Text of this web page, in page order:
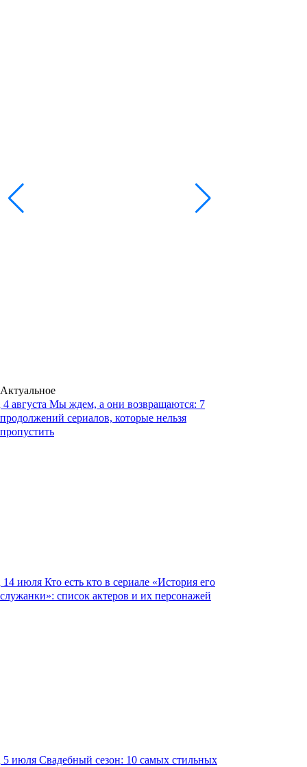
Актуальное
4 августа Мы ждем, а они возвращаются: 7
продолжений сериалов, которые нельзя
пропустить
14 июля Кто есть кто в сериале «История его
служанки»: список актеров и их персонажей
5 июля Свадебный сезон: 10 самых стильных